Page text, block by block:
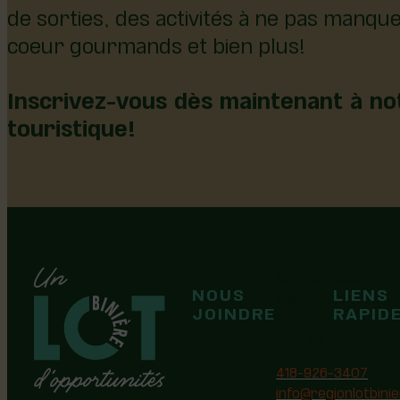
de sorties, des activités à ne pas
coeur gourmands et bien plus!
Inscrivez-vous dès maintenant à
touristique!
NOUS
JOINDRE
Laurier-Station
(Québec)
418-926-3407
LIENS